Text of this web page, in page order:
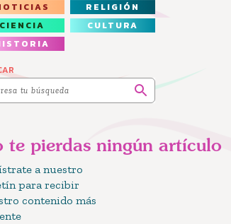
RELIGIÓN
CIENCIA
CULTURA
te pierdas ningún artículo
a nuestro
para recibir
contenido más